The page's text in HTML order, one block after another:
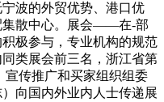
波的外贸优势、港口优
集散中心。展会——在-部
极参与，专业机构的规范
类展会前三名，浙江省第
宣传推广和买家组织组委
向国内外业内人士传递展